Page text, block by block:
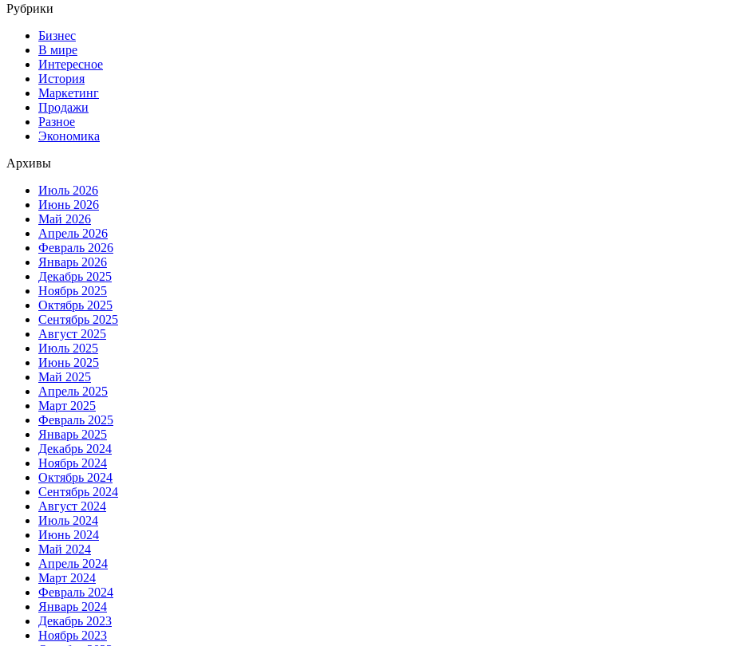
Рубрики
Бизнес
В мире
Интересное
История
Маркетинг
Продажи
Разное
Экономика
Архивы
Июль 2026
Июнь 2026
Май 2026
Апрель 2026
Февраль 2026
Январь 2026
Декабрь 2025
Ноябрь 2025
Октябрь 2025
Сентябрь 2025
Август 2025
Июль 2025
Июнь 2025
Май 2025
Апрель 2025
Март 2025
Февраль 2025
Январь 2025
Декабрь 2024
Ноябрь 2024
Октябрь 2024
Сентябрь 2024
Август 2024
Июль 2024
Июнь 2024
Май 2024
Апрель 2024
Март 2024
Февраль 2024
Январь 2024
Декабрь 2023
Ноябрь 2023